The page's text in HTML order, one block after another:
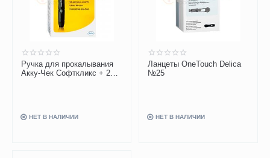
Ручка для прокалывания
Акку-Чек Софткликс + 25
НЕТ В НАЛИЧИИ
Ланцеты OneTouch Delica
№25
НЕТ В НАЛИЧИИ